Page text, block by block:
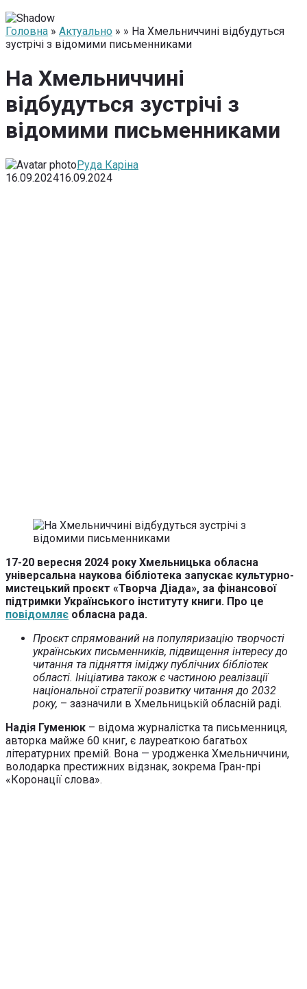
Головна » Актуально » » На Хмельниччині відбудуться
зустрічі з відомими письменниками
На Хмельниччині
відбудуться зустрічі з
відомими письменниками
Руда Каріна
16.09.202416.09.2024
17-20 вересня 2024 року Хмельницька обласна
універсальна наукова бібліотека запускає культурно-
мистецький проєкт «Творча Діада», за фінансової
підтримки Українського інституту книги. Про це
повідомляє обласна рада.
Проєкт спрямований на популяризацію творчості
українських письменників, підвищення інтересу до
читання та підняття іміджу публічних бібліотек
області. Ініціатива також є частиною реалізації
національної стратегії розвитку читання до 2032
року, – зазначили в Хмельницькій обласній раді.
Надія Гуменюк – відома журналістка та письменниця,
авторка майже 60 книг, є лауреаткою багатьох
літературних премій. Вона — уродженка Хмельниччини,
володарка престижних відзнак, зокрема Гран-прі
«Коронації слова».